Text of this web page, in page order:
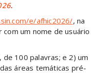
.
e/afhic2026/, na
um nome de
100 palavras; e 2) um
áreas temáticas pré-